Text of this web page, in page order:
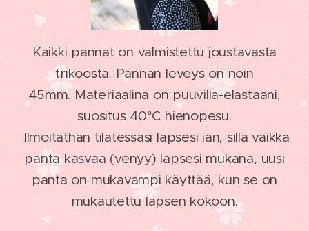
Kaikki pannat on valmistettu joustavasta
trikoosta. Pannan leveys on noin
45mm. Materiaalina on puuvilla-elastaani,
suositus 40°C hienopesu.
Ilmoitathan tilatessasi lapsesi iän, sillä vaikka
panta kasvaa (venyy) lapsesi mukana, uusi
panta on mukavampi käyttää, kun se on
mukautettu lapsen kokoon.